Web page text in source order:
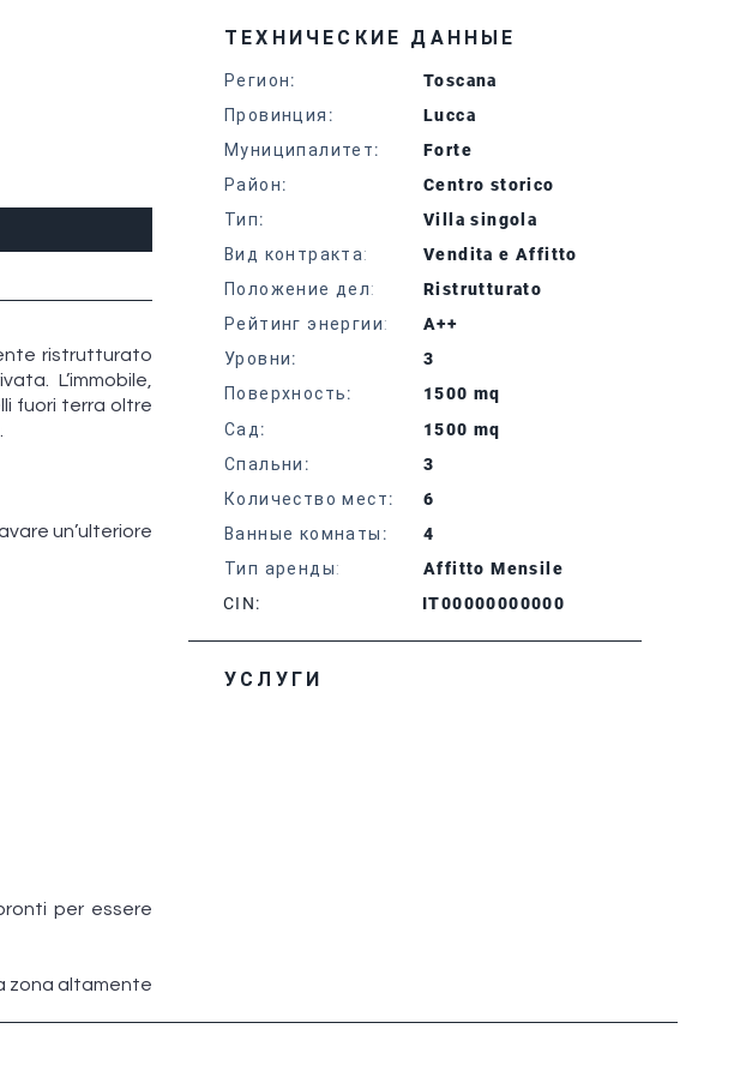
ristrutturato
L’immobile,
fuori terra oltre
un’ulteriore
per essere
zona altamente
ТЕХНИЧЕСКИЕ ДАННЫЕ
Регион:
Toscana
Провинция :
Lucca
Муниципалитет:
Forte
Район:
Centro storico
Тип:
Villa singola
Вид контракта:
Vendita e Affitto
Положение дел:
Ristrutturato
Рейтинг энергии:
A++
Уровни:
3
Поверхность:
1500 mq
Сад:
1500 mq
Спальни :
3
Количество мест:
6
Ванные комнаты :
4
Тип аренды:
Affitto Mensile
CIN:
IT00000000000
УСЛУГИ